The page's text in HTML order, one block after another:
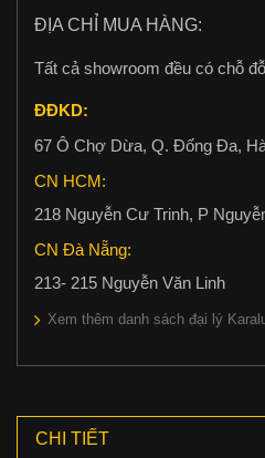
ĐỊA CHỈ MUA HÀNG:
Tất cả showroom đều có chỗ
ĐĐKD:
67 Ô Chợ Dừa, Q. Đống Đa,
CN HCM:
218 Nguyễn Cư Trinh, P
CN Đà Nẵng:
213- 215 Nguyễn Văn Linh
Xem thêm danh sách đại lý
CHI TIẾT